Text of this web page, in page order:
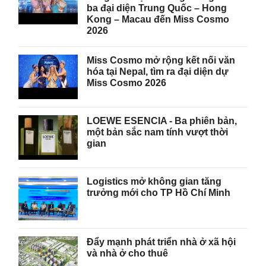
ba đại diện Trung Quốc – Hong
Kong – Macau đến Miss Cosmo
2026
Miss Cosmo mở rộng kết nối văn
hóa tại Nepal, tìm ra đại diện dự
Miss Cosmo 2026
LOEWE ESENCIA - Ba phiên bản,
một bản sắc nam tính vượt thời
gian
Logistics mở không gian tăng
trưởng mới cho TP Hồ Chí Minh
Đẩy mạnh phát triển nhà ở xã hội
và nhà ở cho thuê